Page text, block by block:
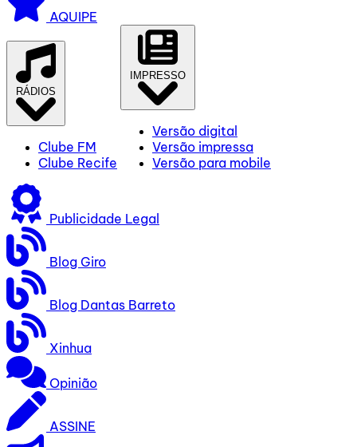
AQUIPE
RÁDIOS
Clube FM
Clube Recife
IMPRESSO
Versão digital
Versão impressa
Versão para mobile
Publicidade Legal
Blog Giro
Blog Dantas Barreto
Xinhua
Opinião
ASSINE